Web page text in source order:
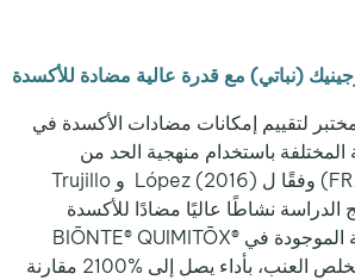
(نباتي) مع قدرة عالية مضادة للأكسدة
لتقييم إمكانات مضادات الأكسدة في
باستخدام منهجية الحد من
مضادات الأكسدة (FRAP) وفقًا ل López (2016) و Trujillo
الدراسة نشاطًا عاليًا مضادًا للأكسدة
للمستخلصات الطبيعية الموجودة في BIŌNTE® QUIMITŌX®
LIVŌX®، خاصة لمستخلص العنب، بأداء يصل إلى %2100 مقارنة